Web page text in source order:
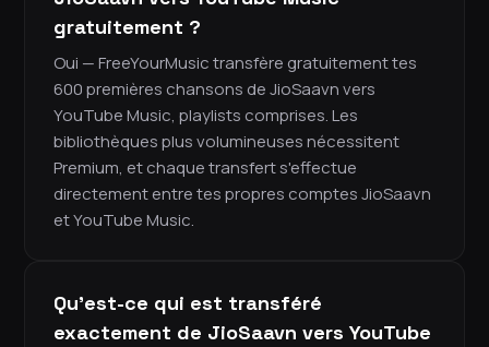
gratuitement ?
Oui — FreeYourMusic transfère gratuitement tes
600 premières chansons de JioSaavn vers
YouTube Music, playlists comprises. Les
bibliothèques plus volumineuses nécessitent
Premium, et chaque transfert s'effectue
directement entre tes propres comptes JioSaavn
et YouTube Music.
Qu'est-ce qui est transféré
exactement de JioSaavn vers YouTube